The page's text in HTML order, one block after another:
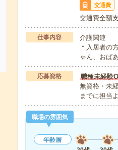
交通費
交通費全額
仕事内容
介護関連
＊入居者の
ゃん、おば
応募資格 職種未経験
無資格・未
までに担当
職場の雰囲気
年齢層